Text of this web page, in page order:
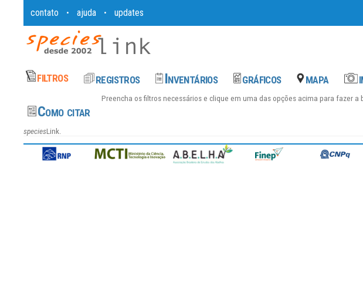
contato • ajuda • updates
Preencha os filtros necessários e clique em uma das opções acima para fazer
speciesLink.